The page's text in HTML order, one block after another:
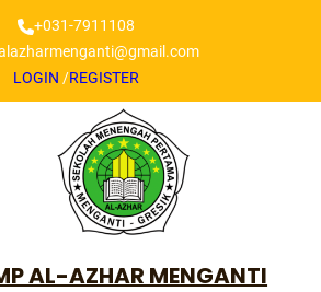
+031-7911108
LOGIN /REGISTER
AL-AZHAR MENGANTI